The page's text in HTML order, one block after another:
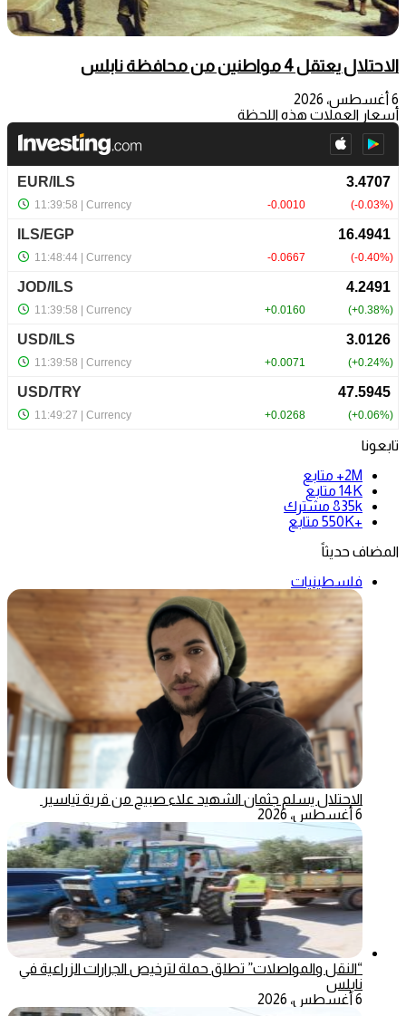
الاحتلال يعتقل 4 مواطنين من محافظة نابلس
6 أغسطس، 2026
أسعار العملات هذه اللحظة
تابعونا
2M+
متابع
14K متابع
835k مشترك
+550K
متابع
المضاف حديثاً
فلسطينيات
الاحتلال يسلم جثمان الشهيد علاء صبيح من قرية تياسير
6 أغسطس، 2026
“النقل والمواصلات” تطلق حملة لترخيص الجرارات الزراعية في
نابلس
6 أغسطس، 2026